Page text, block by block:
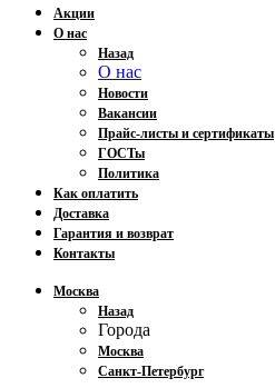
Акции
О нас
Назад
О нас
Новости
Вакансии
Прайс-листы и сертификаты
ГОСТы
Политика
Как оплатить
Доставка
Гарантия и возврат
Контакты
Москва
Назад
Города
Москва
Санкт-Петербург